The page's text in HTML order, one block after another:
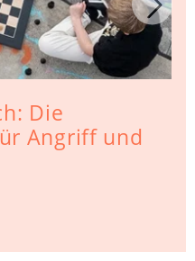
Die
Angriff und